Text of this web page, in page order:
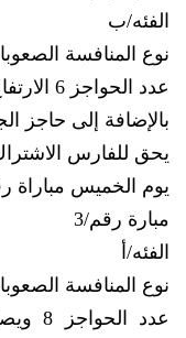
الفئه/ب
نوع المنافسة
عدد الحواجز 6 الارتفاع حتى 90سم مع أعتبار الزمن
بالإضافة إلى حاجز
يحق للفارس
يوم الخميس مباراة رقم3 وحفل أختتام
مبارة رقم/3
الفئه/أ
نوع المنافسة